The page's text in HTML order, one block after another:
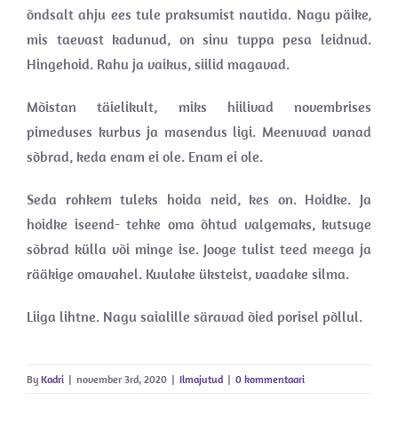
õndsalt ahju ees tule praksumist nautida. Nagu päike,
mis taevast kadunud, on sinu tuppa pesa leidnud.
Hingehoid. Rahu ja vaikus, siilid magavad.
Mõistan täielikult, miks hiilivad novembrises
pimeduses kurbus ja masendus ligi. Meenuvad vanad
sõbrad, keda enam ei ole. Enam ei ole.
Seda rohkem tuleks hoida neid, kes on. Hoidke. Ja
hoidke iseend- tehke oma õhtud valgemaks, kutsuge
sõbrad külla või minge ise. Jooge tulist teed meega ja
rääkige omavahel. Kuulake üksteist, vaadake silma.
Liiga lihtne. Nagu saialille säravad õied porisel põllul.
By Kadri | november 3rd, 2020 | Ilmajutud | 0 kommentaari